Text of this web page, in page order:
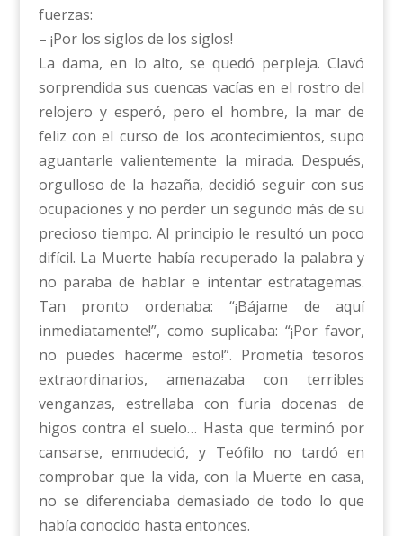
fuerzas:
– ¡Por los siglos de los siglos!
La dama, en lo alto, se quedó perpleja. Clavó
sorprendida sus cuencas vacías en el rostro del
relojero y esperó, pero el hombre, la mar de
feliz con el curso de los acontecimientos, supo
aguantarle valientemente la mirada. Después,
orgulloso de la hazaña, decidió seguir con sus
ocupaciones y no perder un segundo más de su
precioso tiempo. Al principio le resultó un poco
difícil. La Muerte había recuperado la palabra y
no paraba de hablar e intentar estratagemas.
Tan pronto ordenaba: “¡Bájame de aquí
inmediatamente!”, como suplicaba: “¡Por favor,
no puedes hacerme esto!”. Prometía tesoros
extraordinarios, amenazaba con terribles
venganzas, estrellaba con furia docenas de
higos contra el suelo… Hasta que terminó por
cansarse, enmudeció, y Teófilo no tardó en
comprobar que la vida, con la Muerte en casa,
no se diferenciaba demasiado de todo lo que
había conocido hasta entonces.